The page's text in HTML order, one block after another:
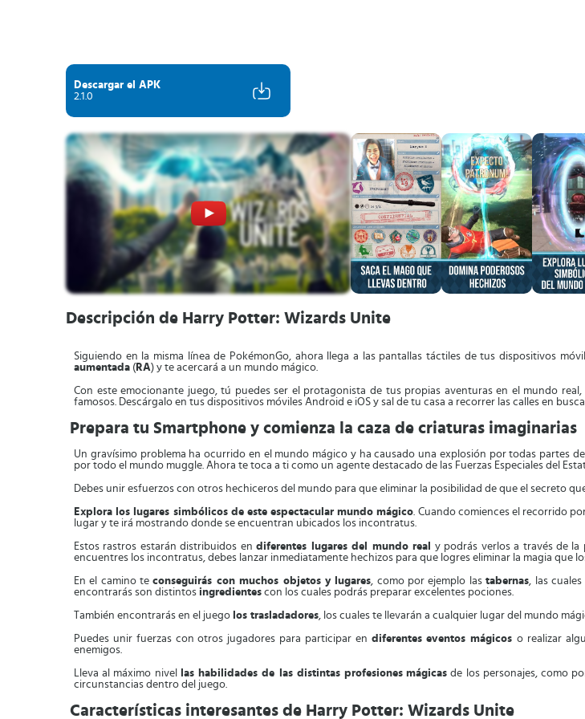
Descargar el APK
2.1.0
Descripción de Harry Potter: Wizards Unite
Siguiendo en la misma línea de PokémonGo, ahora llega a las pantallas táctiles de tus dispositivos
aumentada ( RA) y te acercará a un mundo mágico.
Con este emocionante juego, tú puedes ser el protagonista de tus propias aventuras en el mundo real,
famosos. Descárgalo en tus dispositivos móviles Android e iOS y sal de tu casa a recorrer las calles en
Prepara tu Smartphone y comienza la caza de criaturas imaginarias
Un gravísimo problema ha ocurrido en el mundo mágico y ha causado una explosión por todas partes de
por todo el mundo muggle. Ahora te toca a ti como un agente destacado de las Fuerzas Especiales del
Debes unir esfuerzos con otros hechiceros del mundo para que eliminar la posibilidad de que el secreto
Explora los lugares simbólicos de este espectacular mundo mágico. Cuando comiences el recorrido
lugar y te irá mostrando donde se encuentran ubicados los incontratus.
Estos rastros estarán distribuidos endiferentes lugares del mundo real y podrás verlos a través de
encuentres los incontratus, debes lanzar inmediatamente hechizos para que logres eliminar la magia que
En el camino teconseguirás con muchos objetos y lugares, como por ejemplo lastabernas, las
encontrarás son distintos ingredientes con los cuales podrás preparar excelentes pociones.
También encontrarás en el juego los trasladadores, los cuales te llevarán a cualquier lugar del mundo
Puedes unir fuerzas con otros jugadores para participar en diferentes eventos mágicoso realizar
enemigos.
Lleva al máximo nivel las habilidades de las distintas profesiones mágicas de los personajes, como
circunstancias dentro del juego.
Características interesantes de Harry Potter: Wizards Unite